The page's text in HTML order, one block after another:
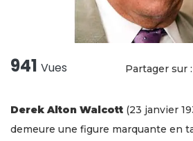
941 Vues Partager sur :
Derek Alton Walcott (23 janvier
demeure une figure marquante en